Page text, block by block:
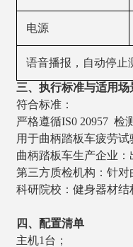
电源
语音播报，自动停止
三、 执行标准与适用场
符合标准：
严格遵循IS0 20957 检
用于曲柄踏板车疲劳试
曲柄踏板车生产企业
第三方质检机构：针
科研院校：健身器材
四、配置清单
主机1台；